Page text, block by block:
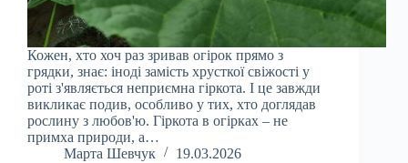
Кожен, хто хоч раз зривав огірок прямо з
грядки, знає: іноді замість хрусткої свіжості у
роті з'являється неприємна гіркота. І це завжди
викликає подив, особливо у тих, хто доглядав
рослину з любов'ю. Гіркота в огірках – не
примха природи, а…
Марта Шевчук
19.03.2026